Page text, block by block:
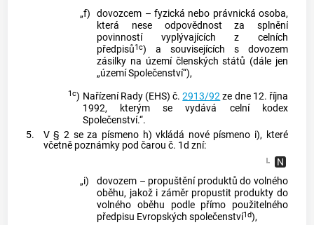
„f)
dovozcem – fyzická nebo právnická osoba,
která nese odpovědnost za splnění
povinností vyplývajících z celních
předpisů1c) a souvisejících s dovozem
zásilky na území členských států (dále jen
„území Společenství“),
1c) Nařízení Rady (EHS) č.2913/92ze dne 12. října
1992, kterým se vydává celní kodex
Společenství.“.
5.
V § 2 se za písmeno h) vkládá nové písmeno i), které
včetně poznámky pod čarou č. 1d zní:
„i)
dovozem – propuštění produktů do volného
oběhu, jakož i záměr propustit produkty do
volného oběhu podle přímo použitelného
předpisu Evropských společenství1d),